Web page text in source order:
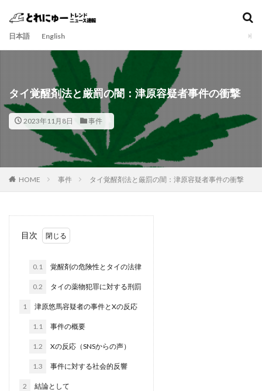
日本語 English
タイ覚醒剤法と厳罰の闇：津原容疑者事件の衝撃
2023年11月8日 事件
HOME 事件 タイ覚醒剤法と厳罰の闇：津原容疑者事件の衝撃
目次
0.1 覚醒剤の危険性とタイの法律
0.2 タイの薬物犯罪に対する刑罰
1 津原悠馬容疑者の事件とXの反応
1.1 事件の概要
1.2 Xの反応（SNSからの声）
1.3 事件に対する社会的反響
2 結論として